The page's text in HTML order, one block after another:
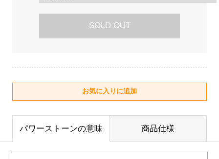
SOLD OUT
パワーストーンの意味 商品仕様